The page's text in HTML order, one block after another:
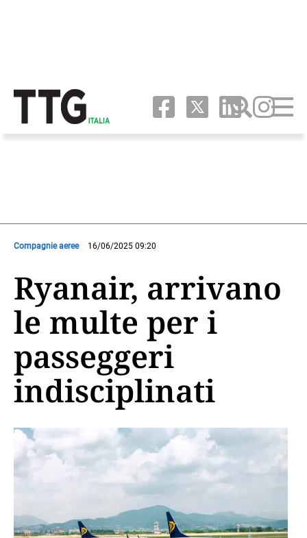
Compagnie aeree 16/06/2025 09:20
Ryanair, arrivano
le multe per i
passeggeri
indisciplinati